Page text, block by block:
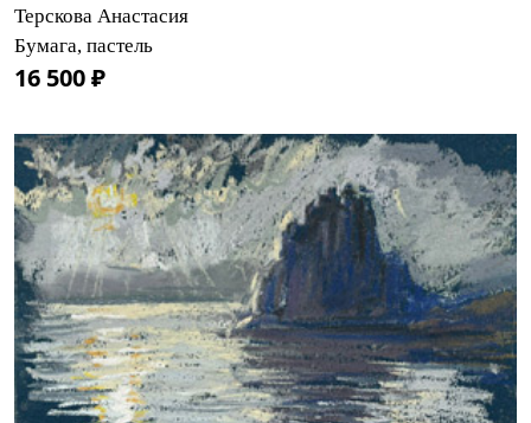
Терскова Анастасия
Бумага, пастель
16 500 ₽